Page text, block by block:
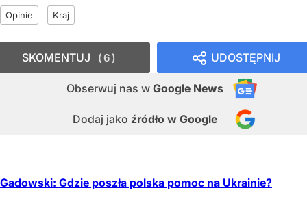
Opinie Kraj
UDOSTĘPNIJ
Obserwuj nas w Google News
Dodaj jako źródło w Google
SKOMENTUJ 6
Gadowski: Gdzie poszła polska pomoc na Ukrainie?